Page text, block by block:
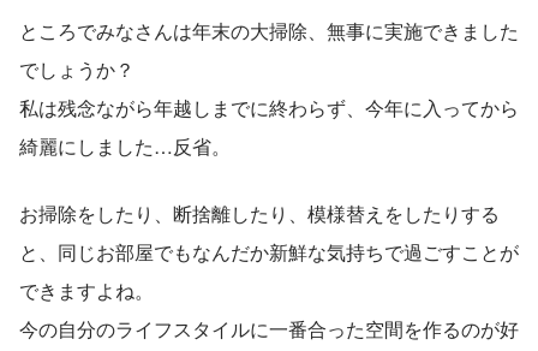
ところでみなさんは年末の大掃除、無事に実施できました
でしょうか？
私は残念ながら年越しまでに終わらず、今年に入ってから
綺麗にしました…反省。
お掃除をしたり、断捨離したり、模様替えをしたりする
と、同じお部屋でもなんだか新鮮な気持ちで過ごすことが
できますよね。
今の自分のライフスタイルに一番合った空間を作るのが好